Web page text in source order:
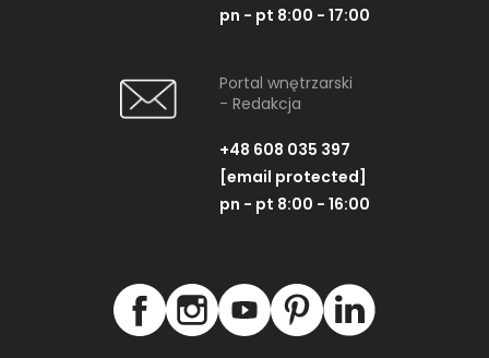
Nowa Gala Trend Stone
Nowa Gala
pn - pt 8:00 - 17:00
Portal wnętrzarski
- Redakcja
+48 608 035 397
[email protected]
pn - pt 8:00 - 16:00